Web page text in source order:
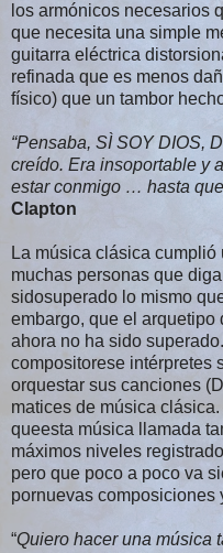
los armónicos necesarios
que necesita una simple
guitarra eléctrica
refinada que es menos
físico) que un tambor
“Pensaba, SÌ SOY DIOS,
creído. Era insoportable y
estar conmigo … hasta
Clapton
La música clásica
muchas personas que
sidosuperado lo mismo
embargo, que el arquetipo
ahora no ha sido
compositorese intérpretes
orquestar sus canciones
matices de música
queesta música llamada
máximos niveles
pero que poco a poco va
pornuevas composiciones
“Quiero hacer una música